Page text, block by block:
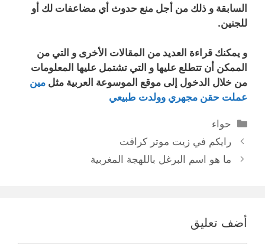
السابقة و ذلك من أجل منع حدوث أي مضاعفات لك أو
للجنين.
و يمكنك قراءة العديد من المقالات الأخرى و التي من
الممكن أن تتطلع عليها و التي تشتمل عليها المعلومات
من خلال الدخول إلى موقع الموسوعة العربية مثل مين
عملت حقن مجهري وولدت طبيعي
التصنيفات
حواء
رايكم في زيت موتر كرافت
ما هو اسم البرغل باللهجة المغربية
أضف تعليق